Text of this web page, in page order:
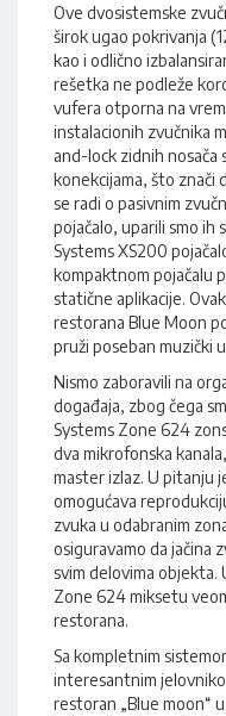
Ove dvosistemske
širok ugao pokrivanja
kao i odlično
rešetka ne podleže
vufera otporna na
instalacionih zvučnika
and-lock zidnih nosača
konekcijama, što znači
se radi o pasivnim
pojačalo, uparili smo ih
Systems XS200
kompaktnom pojačalu
statične aplikacije.
restorana Blue Moon
pruži poseban muzički
Nismo zaboravili na
događaja, zbog čega
Systems Zone 624
dva mikrofonska
master izlaz. U pitanju
omogućava
zvuka u odabranim
osiguravamo da jačina
svim delovima
Zone 624 miksetu
restorana.
Sa kompletnim
interesantnim
restoran „Blue moon“